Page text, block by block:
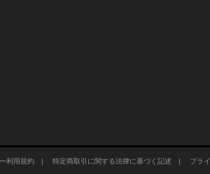
利用規約| 特定商取引に関する法律に基づく記述 | プラ